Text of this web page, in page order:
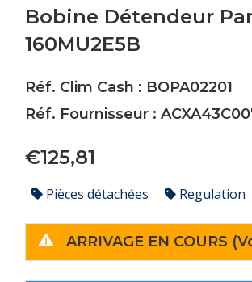
Bobine Détendeur
160MU2E5B
Réf. Clim Cash : BOPA02201
Réf. Fournisseur :
€125,81
Pièces détachées Regulation
ARRIVAGE EN COURS